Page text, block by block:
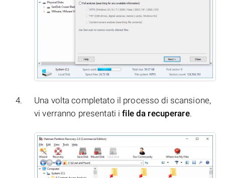
Una volta completato il processo di scansione,
vi verranno presentati ifile da recuperare.